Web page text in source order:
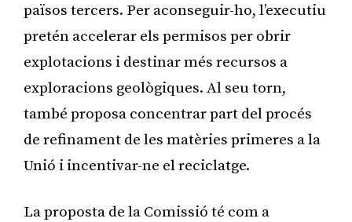
països tercers. Per aconseguir-ho, l’executiu
pretén accelerar els permisos per obrir
explotacions i destinar més recursos a
exploracions geològiques. Al seu torn,
també proposa concentrar part del procés
de refinament de les matèries primeres a la
Unió i incentivar-ne el reciclatge.
La proposta de la Comissió té com a